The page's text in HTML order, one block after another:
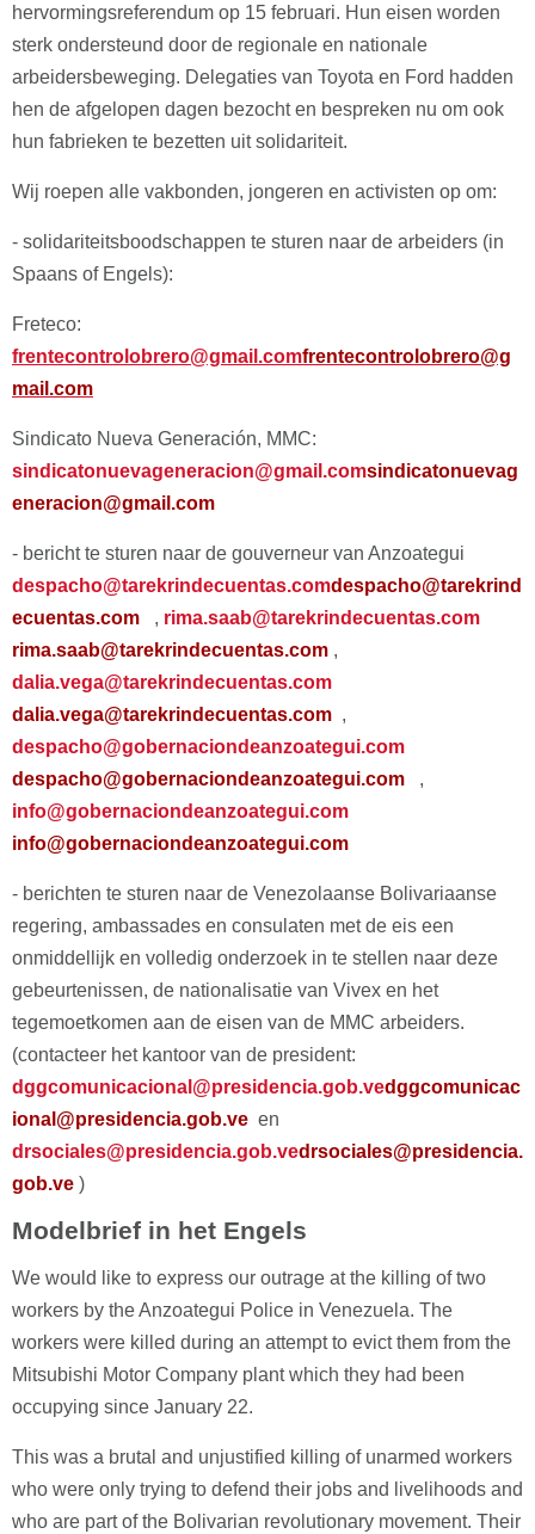
hervormingsreferendum op 15 februari. Hun eisen worden
sterk ondersteund door de regionale en nationale
arbeidersbeweging. Delegaties van Toyota en Ford hadden
hen de afgelopen dagen bezocht en bespreken nu om ook
hun fabrieken te bezetten uit solidariteit.
Wij roepen alle vakbonden, jongeren en activisten op om:
- solidariteitsboodschappen te sturen naar de arbeiders (in
Spaans of Engels):
Freteco:
frentecontrolobrero@gmail.comfrentecontrolobrero@g
mail.com
Sindicato Nueva Generación, MMC:
sindicatonuevageneracion@gmail.comsindicatonuevag
eneracion@gmail.com
- bericht te sturen naar de gouverneur van Anzoategui
despacho@tarekrindecuentas.comdespacho@tarekrind
ecuentas.com
, rima.saab@tarekrindecuentas.com
rima.saab@tarekrindecuentas.com ,
dalia.vega@tarekrindecuentas.com
dalia.vega@tarekrindecuentas.com ,
despacho@gobernaciondeanzoategui.com
despacho@gobernaciondeanzoategui.com
,
info@gobernaciondeanzoategui.com
info@gobernaciondeanzoategui.com
- berichten te sturen naar de Venezolaanse Bolivariaanse
regering, ambassades en consulaten met de eis een
onmiddellijk en volledig onderzoek in te stellen naar deze
gebeurtenissen, de nationalisatie van Vivex en het
tegemoetkomen aan de eisen van de MMC arbeiders.
(contacteer het kantoor van de president:
dggcomunicacional@presidencia.gob.vedggcomunicac
ional@presidencia.gob.ve en
drsociales@presidencia.gob.vedrsociales@presidencia.
gob.ve )
Modelbrief in het Engels
We would like to express our outrage at the killing of two
workers by the Anzoategui Police in Venezuela. The
workers were killed during an attempt to evict them from the
Mitsubishi Motor Company plant which they had been
occupying since January 22.
This was a brutal and unjustified killing of unarmed workers
who were only trying to defend their jobs and livelihoods and
who are part of the Bolivarian revolutionary movement. Their